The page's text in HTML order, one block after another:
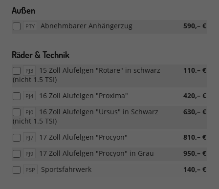
Außen
PTY 590,– €
Abnehmbarer Anhängerzug
Räder & Technik
PJ3 110,– €
15 Zoll Alufelgen "Rotare" in schwarz
(nicht 1.5 TSI)
PJ4 420,– €
16 Zoll Alufelgen "Proxima"
PJ0 630,– €
16 Zoll Alufelgen "Ursus" in Schwarz
(nicht 1.5 TSI)
PJ7 810,– €
17 Zoll Alufelgen "Procyon"
PJ9 950,– €
17 Zoll Alufelgen "Procyon" in Grau
PSP 140,– €
Sportsfahrwerk